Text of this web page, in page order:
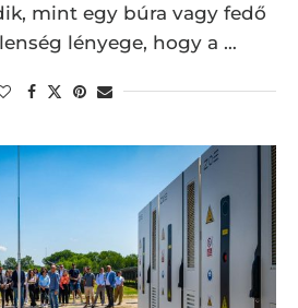
mint egy búra vagy fedő
lényege, hogy a …